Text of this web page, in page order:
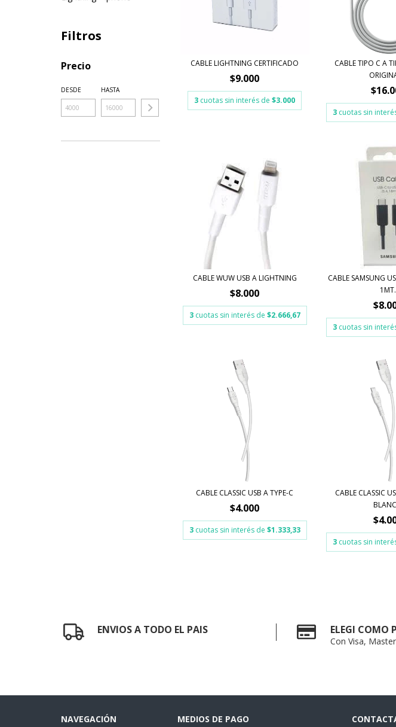
Filtros
Precio
DESDE HASTA
CABLE LIGHTNING CERTIFICADO
$9.000
3 cuotas sin interés de$3.000
CABLE TIPO C A
3 cuotas sin
CABLE WUW USB A LIGHTNING
$8.000
3 cuotas sin interés de $2.666,67
CABLE SAMSUNG
1MT.
3 cuotas sin
CABLE CLASSIC USB A TYPE-C
$4.000
3 cuotas sin interés de $1.333,33
CABLE CLASSIC
3 cuotas sin
ENVIOS A TODO EL PAIS ELEGI COMO
Con Visa,
NAVEGACIÓN MEDIOS DE PAGO